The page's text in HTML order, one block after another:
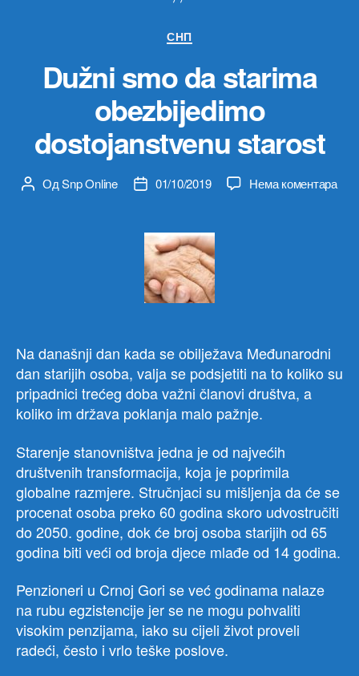
Категорије
СНП
Dužni smo da starima
obezbijedimo
dostojanstvenu starost
Аутор
ОдSnp Online
Датум01/10/2019 Нема коментарана
Na današnji dan kada se obilježava Međunarodni
dan starijih osoba, valja se podsjetiti na to koliko su
pripadnici trećeg doba važni članovi društva, a
koliko im država poklanja malo pažnje.
Starenje stanovništva jedna je od najvećih
društvenih transformacija, koja je poprimila
globalne razmjere. Stručnjaci su mišljenja da će se
procenat osoba preko 60 godina skoro udvostručiti
do 2050. godine, dok će broj osoba starijih od 65
godina biti veći od broja djece mlađe od 14 godina.
Penzioneri u Crnoj Gori se već godinama nalaze
na rubu egzistencije jer se ne mogu pohvaliti
visokim penzijama, iako su cijeli život proveli
radeći, često i vrlo teške poslove.